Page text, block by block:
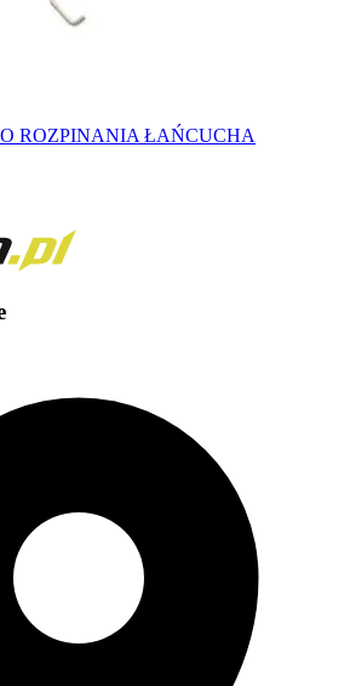
ROZPINANIA ŁAŃCUCHA